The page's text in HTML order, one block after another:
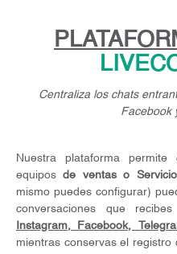
Centraliza los chats
Facebook
Nuestra plataforma permite
equiposde ventas o
mismo puedes configurar)
conversaciones que
Instagram, Facebook,
mientras conservas el